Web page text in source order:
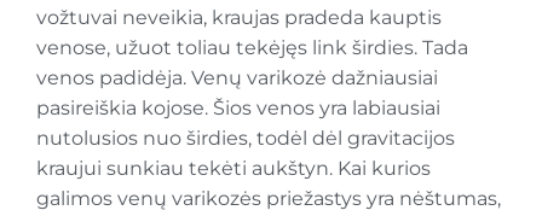
vožtuvai neveikia, kraujas pradeda kauptis
venose, užuot toliau tekėjęs link širdies. Tada
venos padidėja. Venų varikozė dažniausiai
pasireiškia kojose. Šios venos yra labiausiai
nutolusios nuo širdies, todėl dėl gravitacijos
kraujui sunkiau tekėti aukštyn. Kai kurios
galimos venų varikozės priežastys yra nėštumas,